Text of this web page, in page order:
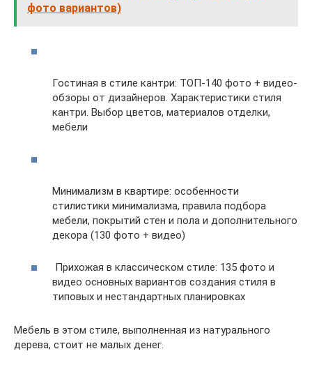
фото вариантов)
Гостиная в стиле кантри: ТОП-140 фото + видео-
обзоры от дизайнеров. Характеристики стиля
кантри. Выбор цветов, материалов отделки,
мебели
Минимализм в квартире: особенности
стилистики минимализма, правила подбора
мебели, покрытий стен и пола и дополнительного
декора (130 фото + видео)
Прихожая в классическом стиле: 135 фото и
видео основных вариантов создания стиля в
типовых и нестандартных планировках
Мебель в этом стиле, выполненная из натурального
дерева, стоит не малых денег.